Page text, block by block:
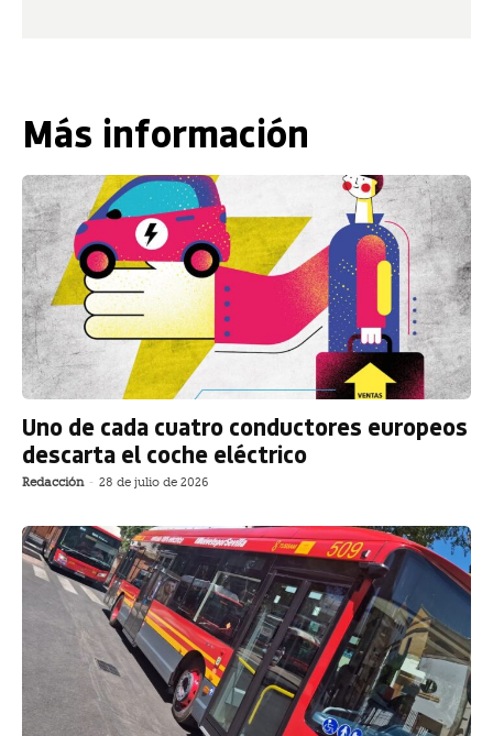
Más información
Uno de cada cuatro conductores europeos
descarta el coche eléctrico
Redacción - 28 de julio de 2026